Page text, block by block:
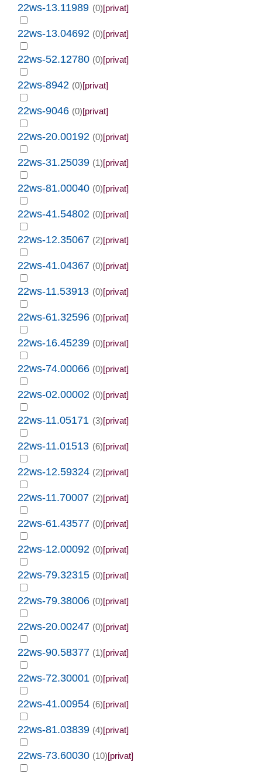
22ws-13.11989 (0)[privat]
22ws-13.04692 (0)[privat]
22ws-52.12780 (0)[privat]
22ws-8942 (0)[privat]
22ws-9046 (0)[privat]
22ws-20.00192 (0)[privat]
22ws-31.25039 (1)[privat]
22ws-81.00040 (0)[privat]
22ws-41.54802 (0)[privat]
22ws-12.35067 (2)[privat]
22ws-41.04367 (0)[privat]
22ws-11.53913 (0)[privat]
22ws-61.32596 (0)[privat]
22ws-16.45239 (0)[privat]
22ws-74.00066 (0)[privat]
22ws-02.00002 (0)[privat]
22ws-11.05171 (3)[privat]
22ws-11.01513 (6)[privat]
22ws-12.59324 (2)[privat]
22ws-11.70007 (2)[privat]
22ws-61.43577 (0)[privat]
22ws-12.00092 (0)[privat]
22ws-79.32315 (0)[privat]
22ws-79.38006 (0)[privat]
22ws-20.00247 (0)[privat]
22ws-90.58377 (1)[privat]
22ws-72.30001 (0)[privat]
22ws-41.00954 (6)[privat]
22ws-81.03839 (4)[privat]
22ws-73.60030 (10)[privat]